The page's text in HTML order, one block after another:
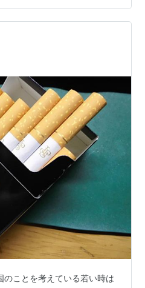
った。 「いいや、遠慮しと
その目は心配と親しみに満
…
のことを考えている若い時は